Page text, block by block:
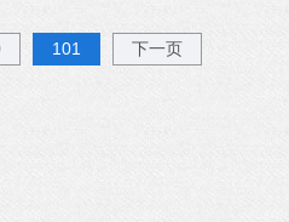
101 下一页